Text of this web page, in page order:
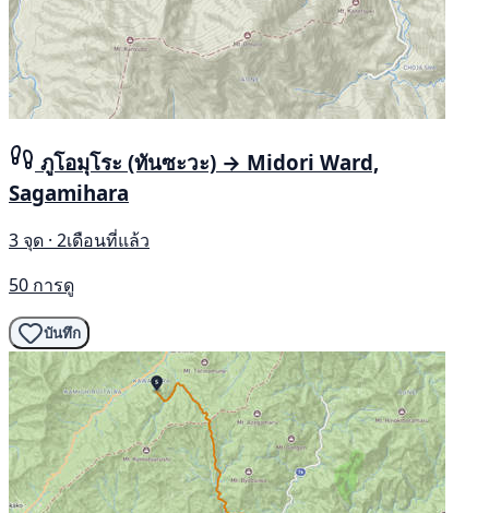
ภูโอมุโระ (ทันซะวะ) → Midori Ward,
Sagamihara
3 จุด · 2เดือนที่แล้ว
50 การดู
บันทึก